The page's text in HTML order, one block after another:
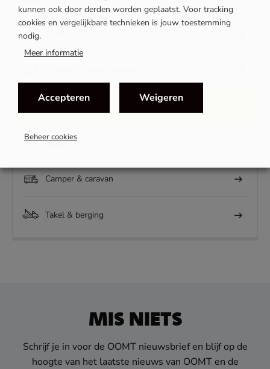
Revisie
Camper & caravan
Takel & berging
MIS NIETS
Schrijf je in voor de OOMT nieuwsbrief en blijf op de
hoogte van het laatste nieuws van OOMT en de
kunnen ook door derden worden geplaatst. Voor tracking
cookies en vergelijkbare technieken is jouw toestemming
nodig.
Meer informatie
Accepteren Weigeren
Beheer cookies